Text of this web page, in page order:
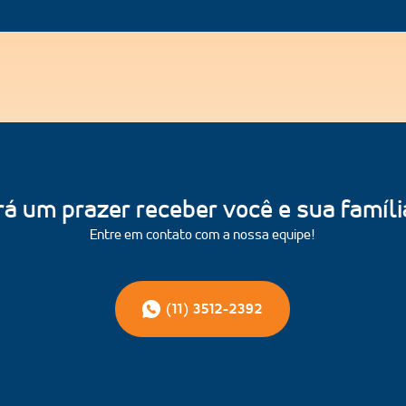
um prazer receber você e sua
Entre em contato com a nossa equipe!
(11) 3512-2392